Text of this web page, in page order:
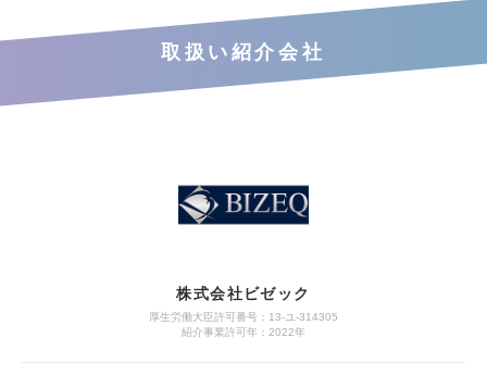
取扱い紹介会社
株式会社ビゼック
厚生労働大臣許可番号：13-ユ-314305
紹介事業許可年：2022年